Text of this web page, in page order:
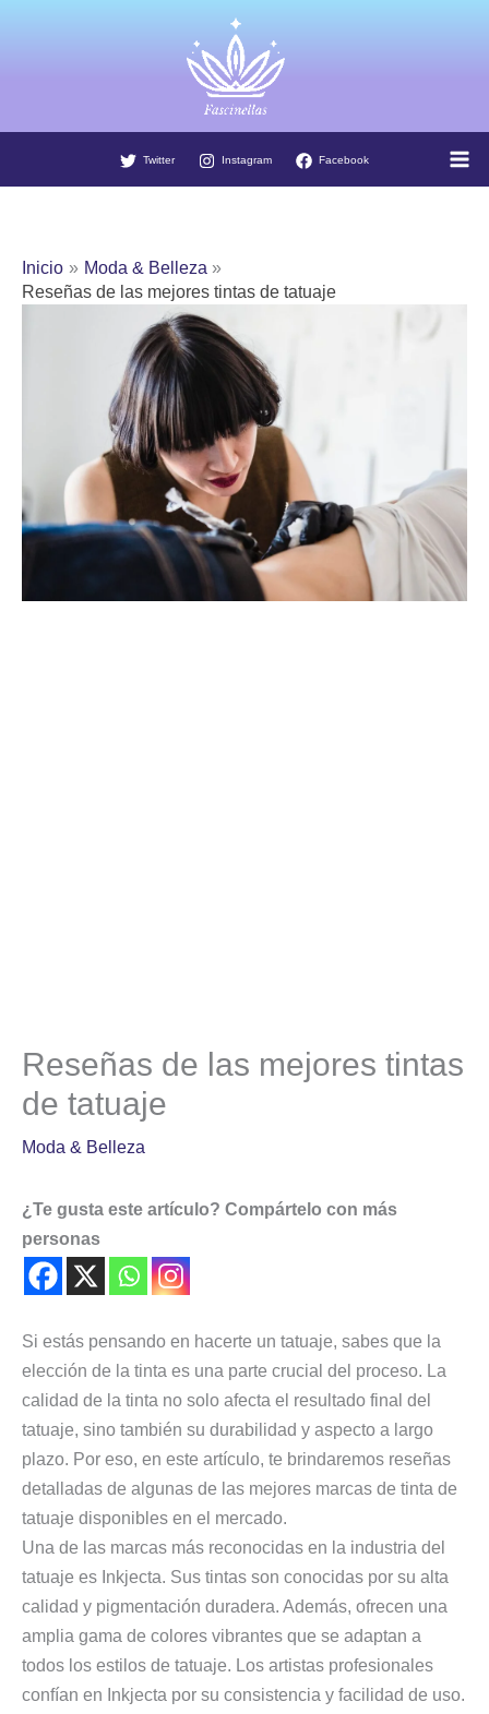
Twitter Instagram Facebook
Inicio
Moda & Belleza
Reseñas de las mejores tintas de tatuaje
Reseñas de las mejores tintas
de tatuaje
Moda & Belleza
¿Te gusta este artículo? Compártelo con más
personas
Si estás pensando en hacerte un tatuaje, sabes que la
elección de la tinta es una parte crucial del proceso. La
calidad de la tinta no solo afecta el resultado final del
tatuaje, sino también su durabilidad y aspecto a largo
plazo. Por eso, en este artículo, te brindaremos reseñas
detalladas de algunas de las mejores marcas de tinta de
tatuaje disponibles en el mercado.
Una de las marcas más reconocidas en la industria del
tatuaje es Inkjecta. Sus tintas son conocidas por su alta
calidad y pigmentación duradera. Además, ofrecen una
amplia gama de colores vibrantes que se adaptan a
todos los estilos de tatuaje. Los artistas profesionales
confían en Inkjecta por su consistencia y facilidad de uso.